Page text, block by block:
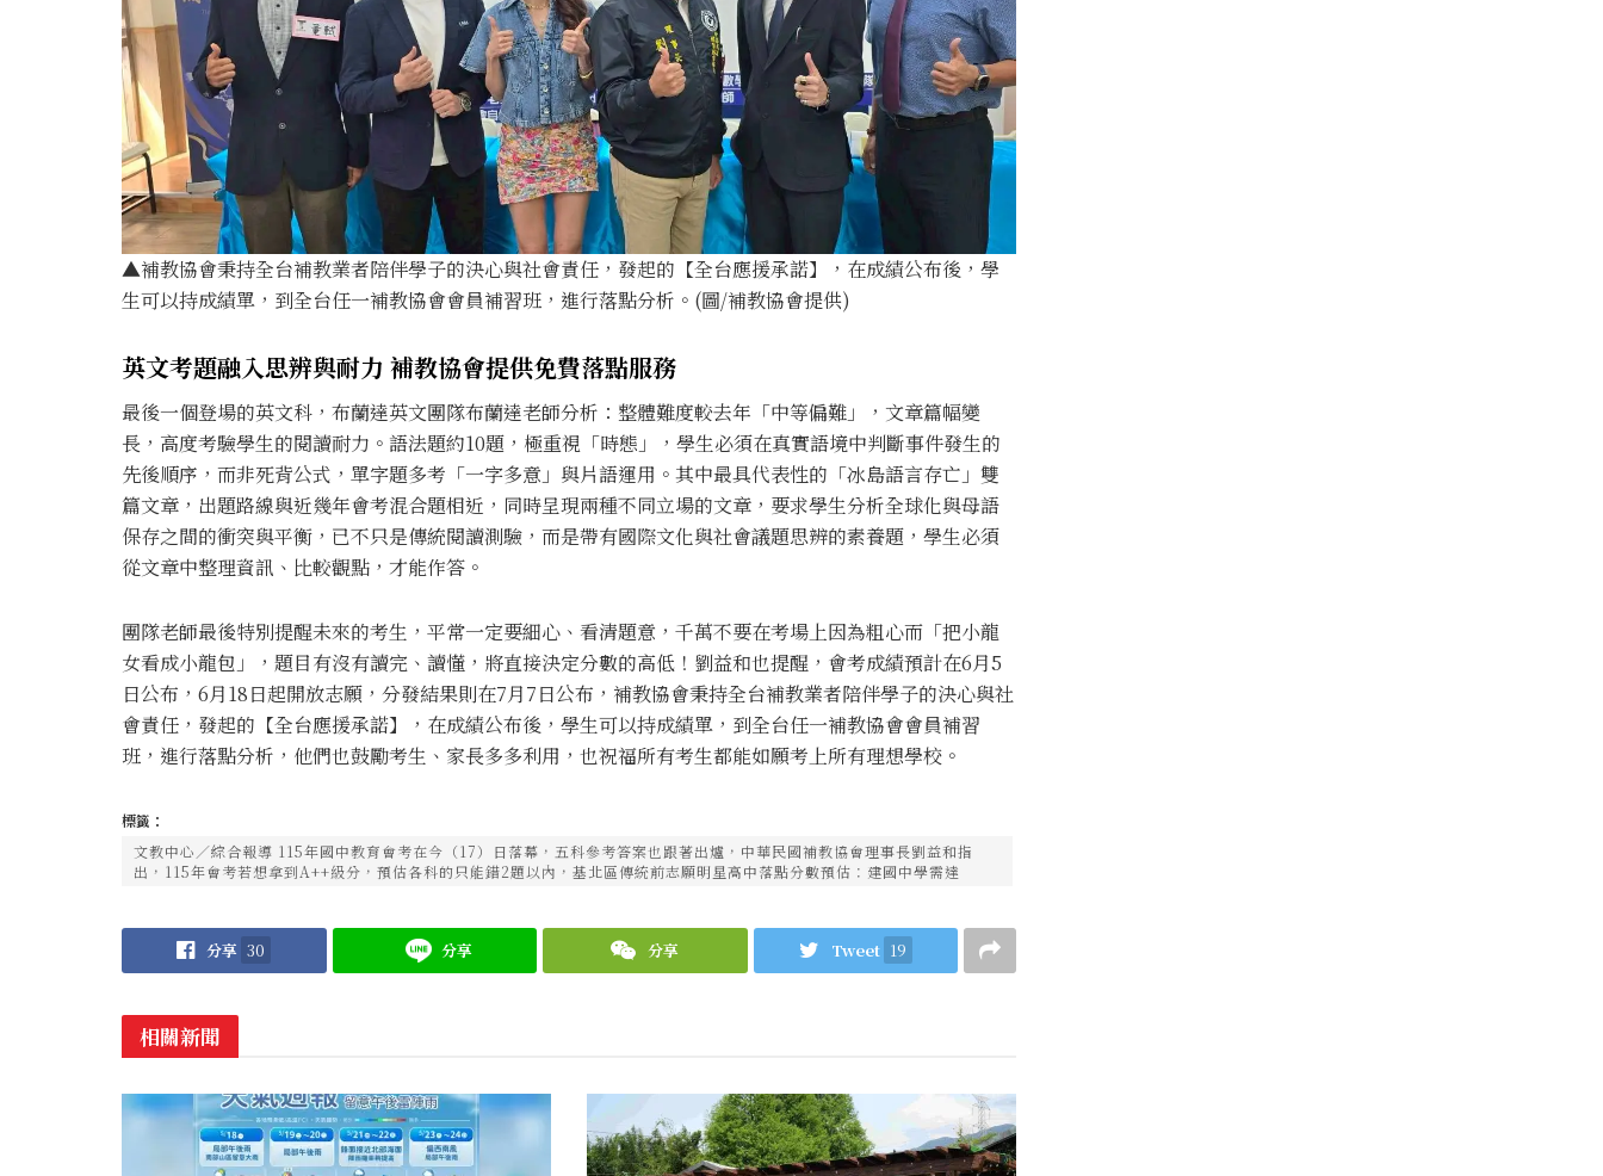
▲補教協會秉持全台補教業者陪伴學子的決心與社會責任，發起的【全台應援承諾】，在成績公布後，學
生可以持成績單，到全台任一補教協會會員補習班，進行落點分析。(圖/補教協會提供)
英文考題融入思辨與耐力 補教協會提供免費落點服務
最後一個登場的英文科，布蘭達英文團隊布蘭達老師分析：整體難度較去年「中等偏難」，文章篇幅變
長，高度考驗學生的閱讀耐力。語法題約10題，極重視「時態」，學生必須在真實語境中判斷事件發生的
先後順序，而非死背公式，單字題多考「一字多意」與片語運用。其中最具代表性的「冰島語言存亡」雙
篇文章，出題路線與近幾年會考混合題相近，同時呈現兩種不同立場的文章，要求學生分析全球化與母語
保存之間的衝突與平衡，已不只是傳統閱讀測驗，而是帶有國際文化與社會議題思辨的素養題，學生必須
從文章中整理資訊、比較觀點，才能作答。
團隊老師最後特別提醒未來的考生，平常一定要細心、看清題意，千萬不要在考場上因為粗心而「把小龍
女看成小龍包」，題目有沒有讀完、讀懂，將直接決定分數的高低！劉益和也提醒，會考成績預計在6月5
日公布，6月18日起開放志願，分發結果則在7月7日公布，補教協會秉持全台補教業者陪伴學子的決心與社
會責任，發起的【全台應援承諾】，在成績公布後，學生可以持成績單，到全台任一補教協會會員補習
班，進行落點分析，他們也鼓勵考生、家長多多利用，也祝福所有考生都能如願考上所有理想學校。
標籤：
文教中心／綜合報導 115年國中教育會考在今（17）日落幕，五科參考答案也跟著出爐，中華民國補教協會理事長劉益和指
出，115年會考若想拿到A++級分，預估各科的只能錯2題以內，基北區傳統前志願明星高中落點分數預估：建國中學需達
分享 30 分享 分享 Tweet 19
相關新聞